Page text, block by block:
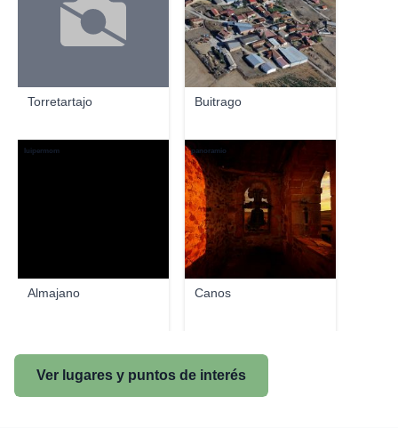
Torretartajo Buitrago
Almajano
luipermom
Canos
panoramio
Ver lugares y puntos de interés